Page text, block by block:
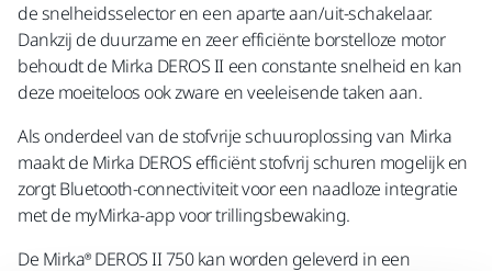
de snelheidsselector en een aparte aan/uit-schakelaar.
Dankzij de duurzame en zeer efficiënte borstelloze motor
behoudt de Mirka DEROS II een constante snelheid en kan
deze moeiteloos ook zware en veeleisende taken aan.
Als onderdeel van de stofvrije schuuroplossing van Mirka
maakt de Mirka DEROS efficiënt stofvrij schuren mogelijk en
zorgt Bluetooth-connectiviteit voor een naadloze integratie
met de myMirka-app voor trillingsbewaking.
De Mirka® DEROS II 750 kan worden geleverd in een